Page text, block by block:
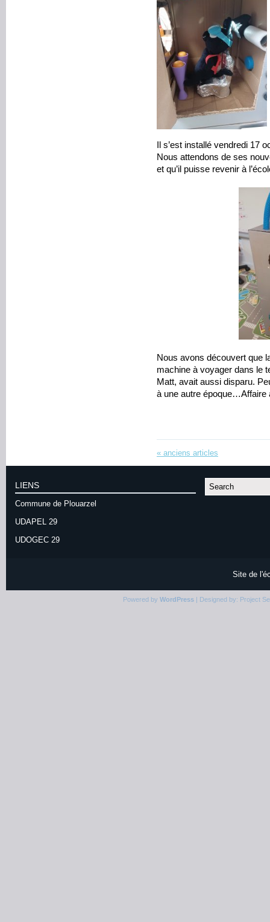
Il s’est installé vendredi 17
Nous attendons de ses
et qu’il puisse revenir à
Nous avons découvert que
machine à voyager dans le
Matt, avait aussi disparu.
à une autre époque…Affaire
« anciens articles
LIENS
Commune de Plouarzel
UDAPEL 29
UDOGEC 29
Site de
Powered by WordPress| Designed by: Project